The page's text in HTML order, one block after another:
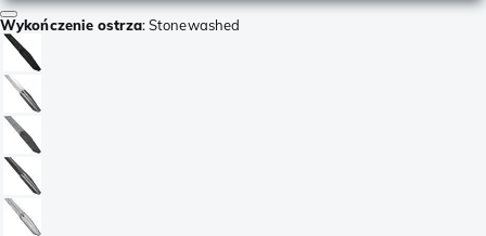
Wykończenie ostrza:Stonewashed